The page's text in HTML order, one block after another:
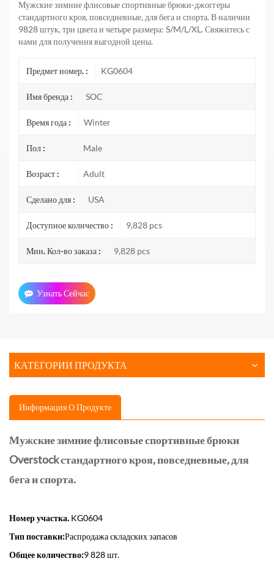
Мужские зимние флисовые спортивные брюки-джоггеры
стандартного кроя, повседневные, для бега и спорта. В наличии
9828 штук, три цвета и четыре размера: S/M/L/XL. Свяжитесь с
нами для получения выгодной цены.
Предмет номер. : KG0604
Имя бренда : SOC
Время года : Winter
Пол : Male
Возраст : Adult
Сделано для : USA
Доступное количество : 9,828 pcs
Мин. Кол-во заказа : 9,828 pcs
Узнать Сейчас
КАТЕГОРИИ ПРОДУКТА
Информация О Продукте
Мужские зимние флисовые спортивные брюки
Overstock стандартного кроя, повседневные, для
бега и спорта.
Номер участка. KG0604
Тип поставки:Распродажа складских запасов
Общее количество:9 828 шт.